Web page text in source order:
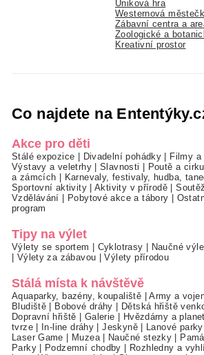
Úniková hra
Westernová
Zábavní centra a
Zoologické a
Kreativní prostor
Co najdete na
Akce pro děti
Stálé expozice Divadelní pohádky Filmy a
Výstavy a veletrhy|Slavnosti Poutě a
a zámcích
Karnevaly, festivaly, hudba,
Sportovní aktivity|Aktivity v přírodě |
Vzdělávání
Pobytové akce a tábory
program
Tipy na výlet
Výlety se sportem Cyklotrasy Naučné
Výlety za zábavou |Výlety přírodou
Stálá místa k návštěvě
Aquaparky, bazény, koupaliště |Army a
Bludiště
Bobové dráhy Dětská hřiště
Dopravní hřiště
Galerie Hvězdárny a
tvrze| In-line dráhy |Jeskyně| Lanové parky
Laser Game
Muzea| Naučné stezky
Parky| Podzemní chodby Rozhledny a